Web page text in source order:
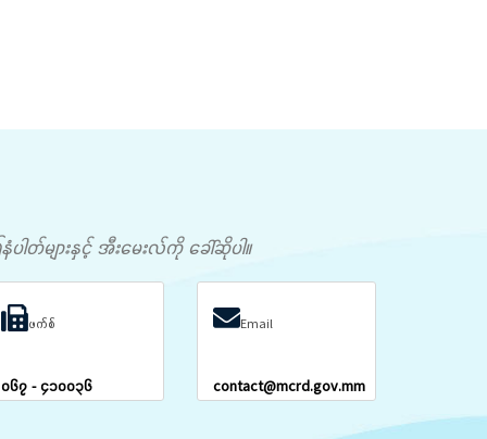
တ်များနှင့် အီးမေးလ်ကို ခေါ်ဆိုပါ။
ဖက်စ်
၀၆၇ - ၄၁၀၀၃၆
Email
contact@mcrd.gov.mm